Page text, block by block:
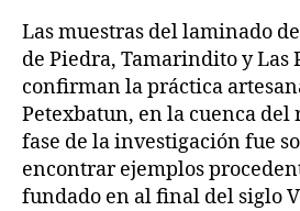
Las muestras del laminado
de Piedra, Tamarindito y Las
confirman la práctica
Petexbatun, en la cuenca del
fase de la investigación fue
encontrar ejemplos
fundado en al final del siglo